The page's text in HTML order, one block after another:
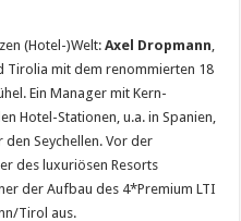
(Hotel-)Welt:Axel Dropmann,
Tirolia mit dem renommierten 18
Ein Manager mit Kern-
Hotel-Stationen, u.a. in Spanien,
Seychellen. Vor der
des luxuriösen Resorts
der Aufbau des 4*Premium LTI
Tirol aus.